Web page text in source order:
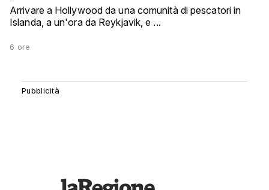
Arrivare a Hollywood da una comunità di pescatori in
Islanda, a un'ora da Reykjavik, e ...
6 ore